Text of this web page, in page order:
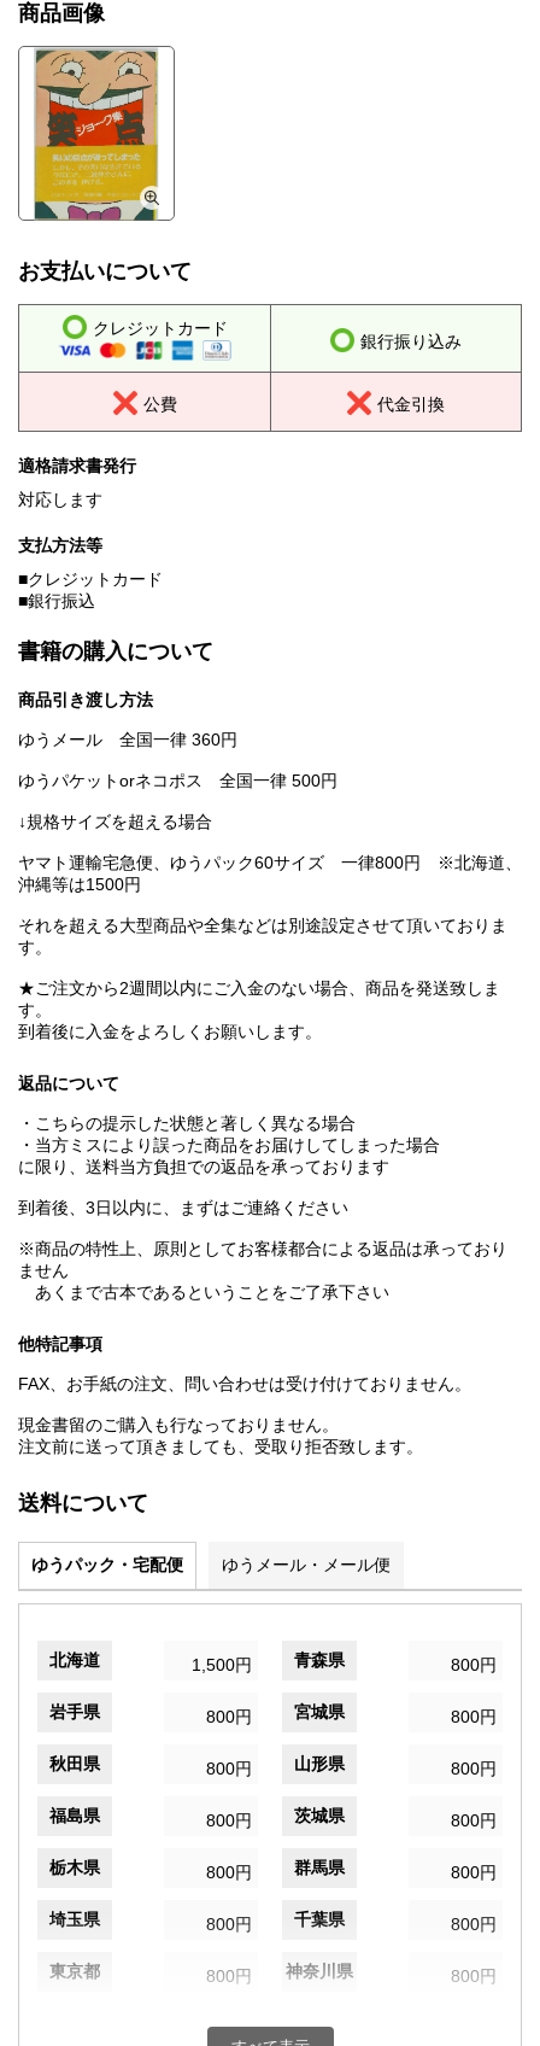
商品画像
お支払いについて
クレジットカード
銀行振り込み
公費 代金引換
適格請求書発行
対応します
支払方法等
■クレジットカード
■銀行振込
書籍の購入について
商品引き渡し方法
ゆうメール 全国一律 360円
ゆうパケットorネコポス 全国一律 500円
↓規格サイズを超える場合
ヤマト運輸宅急便、ゆうパック60サイズ 一律800円 ※北海道、
沖縄等は1500円
それを超える大型商品や全集などは別途設定させて頂いておりま
す。
★ご注文から2週間以内にご入金のない場合、商品を発送致しま
す。
到着後に入金をよろしくお願いします。
返品について
・こちらの提示した状態と著しく異なる場合
・当方ミスにより誤った商品をお届けしてしまった場合
に限り、送料当方負担での返品を承っております
到着後、3日以内に、まずはご連絡ください
※商品の特性上、原則としてお客様都合による返品は承っており
ません
あくまで古本であるということをご了承下さい
他特記事項
FAX、お手紙の注文、問い合わせは受け付けておりません。
現金書留のご購入も行なっておりません。
注文前に送って頂きましても、受取り拒否致します。
送料について
ゆうパック・宅配便 ゆうメール・メール便
北海道 1,500円 青森県 800円
岩手県 800円 宮城県 800円
秋田県 800円 山形県 800円
福島県 800円 茨城県 800円
栃木県 800円 群馬県 800円
埼玉県 800円 千葉県 800円
東京都 800円 神奈川県 800円
800円 富山県